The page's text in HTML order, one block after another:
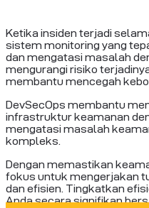
Ketika insiden terjadi
sistem monitoring yang
dan mengatasi masalah
mengurangi risiko
membantu mencegah
DevSecOps membantu
infrastruktur keamanan
mengatasi masalah
kompleks.
Dengan memastikan
fokus untuk mengerjakan
dan efisien. Tingkatkan
Anda secara signifikan